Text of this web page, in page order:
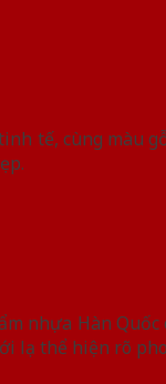
tinh tế, cùng
nhựa Hàn
thể hiện rõ